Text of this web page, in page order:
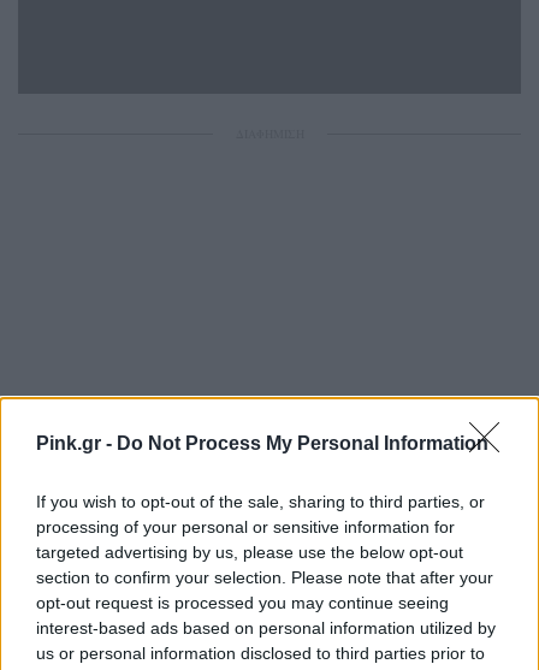
Pink.gr - Do Not Process My Personal Information
If you wish to opt-out of the sale, sharing to third parties, or
processing of your personal or sensitive information for
targeted advertising by us, please use the below opt-out
section to confirm your selection. Please note that after your
opt-out request is processed you may continue seeing
interest-based ads based on personal information utilized by
us or personal information disclosed to third parties prior to